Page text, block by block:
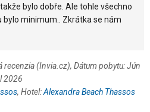
bylo dobře. Ale tohle všechno
bylo minimum.. Zkrátka se nám
recenzia (Invia.cz), Dátum pobytu: Jún
2026
, Hotel:Alexandra Beach Thassos